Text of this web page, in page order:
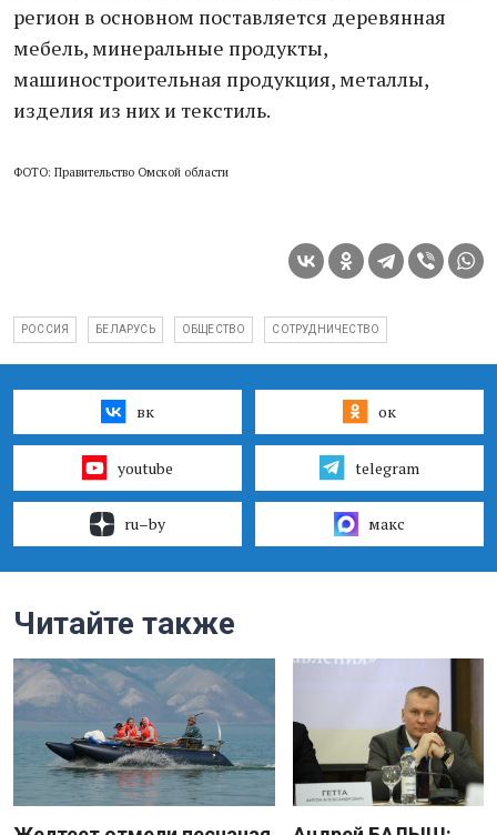
регион в основном поставляется деревянная
мебель, минеральные продукты,
машиностроительная продукция, металлы,
изделия из них и текстиль.
ФОТО: Правительство Омской области
РОССИЯ БЕЛАРУСЬ ОБЩЕСТВО СОТРУДНИЧЕСТВО
вк ок
youtube telegram
ru–by макс
Читайте также